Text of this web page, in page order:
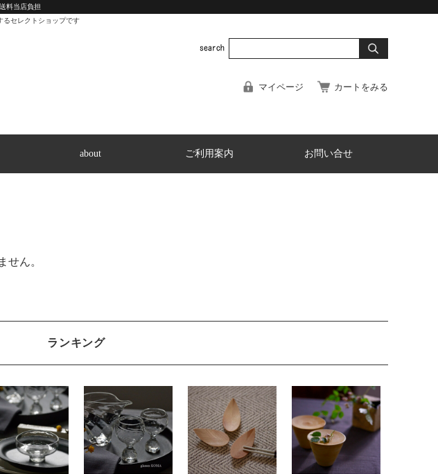
料当店負担
るセレクトショップです
マイページ カートをみる
about ご利用案内 お問い合せ
せん。
ランキング